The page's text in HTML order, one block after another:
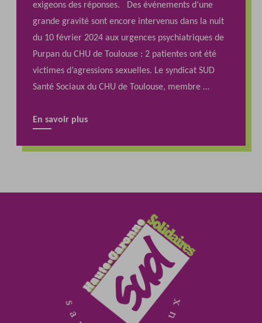
exigeons des réponses. Des événements d’une
grande gravité sont encore intervenus dans la nuit
du 10 février 2024 aux urgences psychiatriques de
Purpan du CHU de Toulouse : 2 patientes ont été
victimes d’agressions sexuelles. Le syndicat SUD
Santé Sociaux du CHU de Toulouse, membre …
En savoir plus